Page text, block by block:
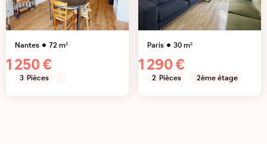
Nantes 72m²
1 250 €
3 Pièces
Paris 30m²
1 290 €
2 Pièces 2ème étage